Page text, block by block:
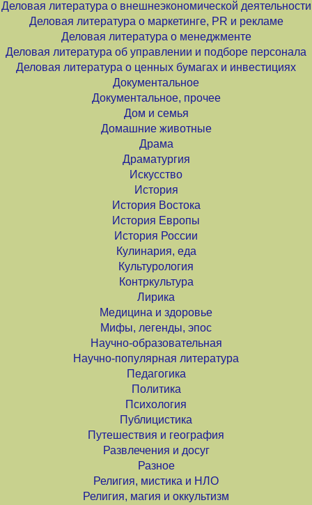
Деловая литература о внешнеэкономической деятельности
Деловая литература о маркетинге, PR и рекламе
Деловая литература о менеджменте
Деловая литература об управлении и подборе персонала
Деловая литература о ценных бумагах и инвестициях
Документальное
Документальное, прочее
Дом и семья
Домашние животные
Драма
Драматургия
Искусство
История
История Востока
История Европы
История России
Кулинария, еда
Культурология
Контркультура
Лирика
Медицина и здоровье
Мифы, легенды, эпос
Научно-образовательная
Научно-популярная литература
Педагогика
Политика
Психология
Публицистика
Путешествия и география
Развлечения и досуг
Разное
Религия, мистика и НЛО
Религия, магия и оккультизм